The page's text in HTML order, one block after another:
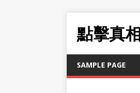
點擊真
SAMPLE PAGE